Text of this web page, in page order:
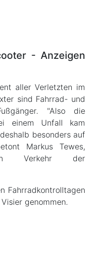
- Anzeigen
aller Verletzten im
sind Fahrrad- und
"Also die
einem Unfall kam
besonders auf
Markus Tewes,
Verkehr der
Fahrradkontrolltagen
genommen.